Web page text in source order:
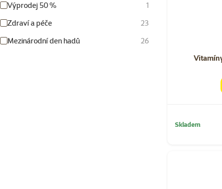
Výprodej 50 %
1
Zdraví a péče
23
Mezinárodní den hadů
26
Skladem